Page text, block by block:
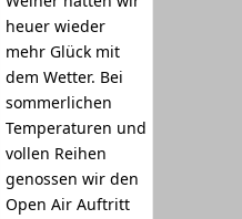
heuer wieder
mehr Glück mit
dem Wetter. Bei
sommerlichen
Temperaturen und
vollen Reihen
genossen wir den
Open Air Auftritt